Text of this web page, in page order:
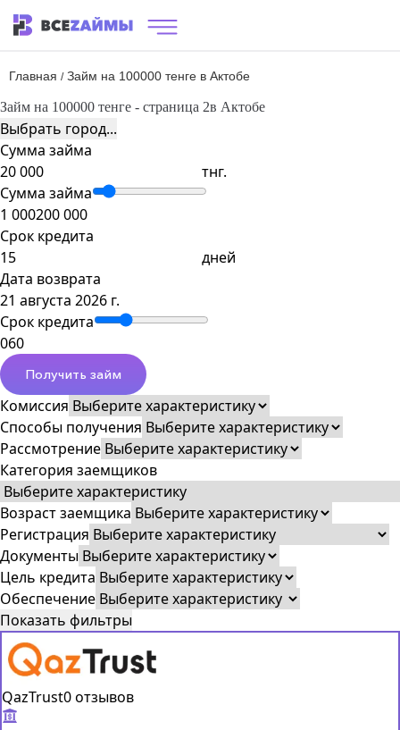
Главная / Займ на 100000 тенге в Актобе
Займ на 100000 тенге - страница 2в Актобе
Выбрать город...
Сумма займа
тнг.
Сумма займа
1 000200 000
Срок кредита
дней
Дата возврата
21 августа 2026 г.
Срок кредита
060
Получить займ
Комиссия
Способы получения
Рассмотрение
Категория заемщиков
Возраст заемщика
Регистрация
Документы
Цель кредита
Обеспечение
Показать фильтры
QazTrust0 отзывов